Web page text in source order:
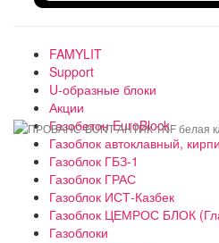
FAMYLIT
Support
U-образные блоки
Акции
Газобетон EuroBlock
Газоблок автоклавный,
Газоблок ГБЗ-1
Газоблок ГРАС
Газоблок ИСТ-Казбек
Газоблок ЦЕМРОС БЛОК
Газоблоки